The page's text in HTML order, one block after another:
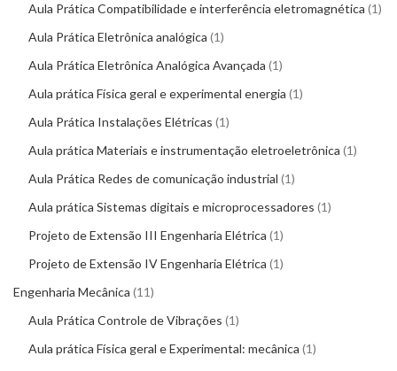
Aula Prática Compatibilidade e interferência eletromagnética 1
Aula Prática Eletrônica analógica 1
Aula Prática Eletrônica Analógica Avançada 1
Aula prática Física geral e experimental energia 1
Aula Prática Instalações Elétricas 1
Aula prática Materiais e instrumentação eletroeletrônica 1
Aula Prática Redes de comunicação industrial 1
Aula prática Sistemas digitais e microprocessadores 1
Projeto de Extensão III Engenharia Elétrica 1
Projeto de Extensão IV Engenharia Elétrica 1
Engenharia Mecânica 11
Aula Prática Controle de Vibrações 1
Aula prática Física geral e Experimental: mecânica 1